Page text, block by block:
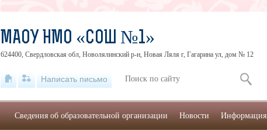
МАОУ НМО «СОШ №1»
624400, Свердловская обл, Новолялинский р-н, Новая Ляля г, Гагарина ул, дом № 12
Написать письмо
Сведения об образовательной организации Новости Информация